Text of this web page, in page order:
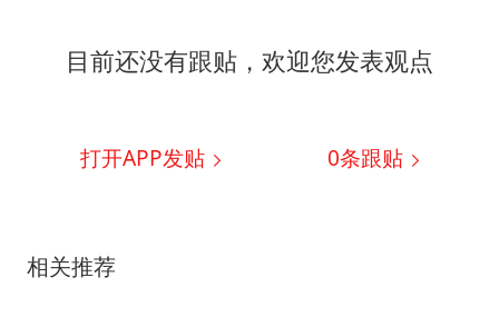
目前还没有跟贴，欢迎您发表观点
打开APP发贴 0条跟贴
相关推荐